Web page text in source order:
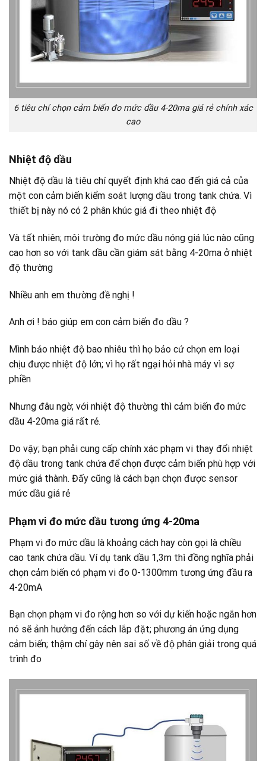
6 tiêu chí chọn cảm biến đo mức dầu 4-20ma giá rẻ chính xác
cao
Nhiệt độ dầu
Nhiệt độ dầu là tiêu chí quyết định khá cao đến giá cả của
một con cảm biến kiểm soát lượng dầu trong tank chứa. Vì
thiết bị này nó có 2 phân khúc giá đi theo nhiệt độ
Và tất nhiên; môi trường đo mức dầu nóng giá lúc nào cũng
cao hơn so với tank dầu cần giám sát bằng 4-20ma ở nhiệt
độ thường
Nhiều anh em thường đề nghị !
Anh ơi ! báo giúp em con cảm biến đo dầu ?
Mình bảo nhiệt độ bao nhiêu thì họ bảo cứ chọn em loại
chịu được nhiệt độ lớn; vì họ rất ngại hỏi nhà máy vì sợ
phiền
Nhưng đâu ngờ; với nhiệt độ thường thì cảm biến đo mức
dầu 4-20ma giá rất rẻ.
Do vậy; bạn phải cung cấp chính xác phạm vi thay đổi nhiệt
độ dầu trong tank chứa để chọn được cảm biến phù hợp với
mức giá thành. Đấy cũng là cách bạn chọn được sensor
mức dầu giá rẻ
Phạm vi đo mức dầu tương ứng 4-20ma
Phạm vi đo mức dầu là khoảng cách hay còn gọi là chiều
cao tank chứa dầu. Ví dụ tank dầu 1,3m thì đồng nghĩa phải
chọn cảm biến có phạm vi đo 0-1300mm tương ứng đầu ra
4-20mA
Bạn chọn phạm vi đo rộng hơn so với dự kiến hoặc ngắn hơn
nó sẽ ảnh hưởng đến cách lắp đặt; phương án ứng dụng
cảm biến; thậm chí gây nên sai số về độ phân giải trong quá
trình đo